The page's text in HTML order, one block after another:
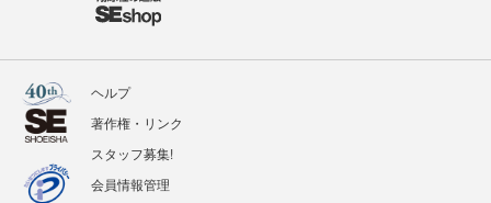
ヘルプ
著作権・リンク
スタッフ募集!
会員情報管理